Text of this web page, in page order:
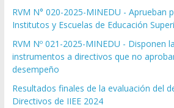
RVM N° 020-2025-MINEDU - Aprueban
Institutos y Escuelas de Educación
RVM Nº 021-2025-MINEDU - Disponen
instrumentos a directivos que no
desempeño
Resultados finales de la evaluación del
Directivos de IIEE 2024